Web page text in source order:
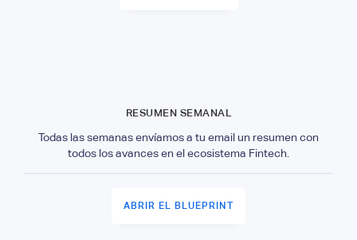
RESUMEN SEMANAL
Todas las semanas envíamos a tu email un resumen con
todos los avances en el ecosistema Fintech.
ABRIR EL BLUEPRINT